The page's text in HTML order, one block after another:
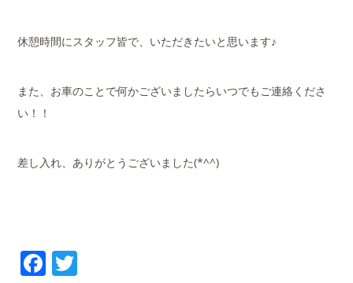
休憩時間にスタッフ皆で、いただきたいと思います♪
また、お車のことで何かございましたらいつでもご連絡くださ
い！！
差し入れ、ありがとうございました(*^^)
Facebook